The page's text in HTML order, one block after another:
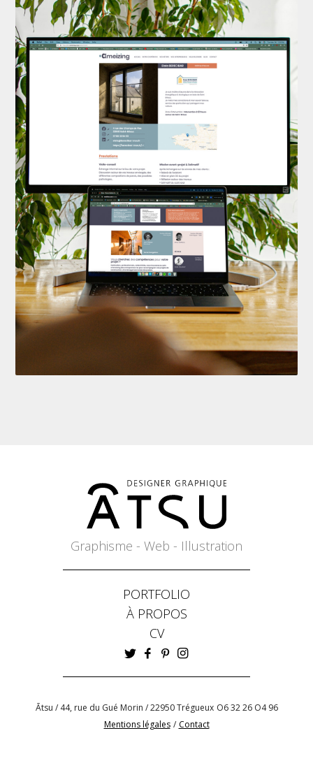
Graphisme - Web - Illustration
PORTFOLIO
À PROPOS
CV
Ātsu / 44, rue du Gué Morin / 22950 Trégueux O6 32 26 O4 96
Mentions légales / Contact